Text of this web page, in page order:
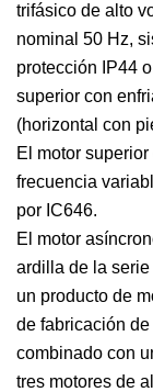
trifásico de alto
nominal 50 Hz,
protección IP44
superior con
(horizontal con
El motor
frecuencia
por IC646.
El motor
ardilla de la
un producto de
de fabricación
combinado con
tres motores de